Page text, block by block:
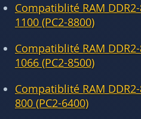
Compatiblité RAM
1100 (PC2-8800)
Compatiblité RAM
1066 (PC2-8500)
Compatiblité RAM
800 (PC2-6400)